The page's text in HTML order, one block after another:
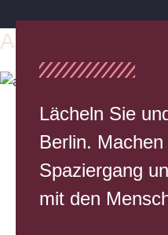
AUSFÜLLEN
Lächeln Sie
Berlin.
Spaziergang
mit den